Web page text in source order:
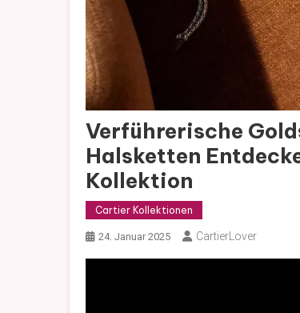
Verführerische
Halsketten
Kollektion
Cartier Kollektionen
24. Januar 2025 CartierLover